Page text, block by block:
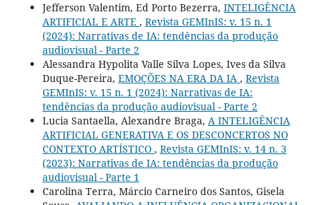
Jefferson Valentim, Ed Porto Bezerra, INTELIGÊNCIA
ARTIFICIAL E ARTE , Revista GEMInIS: v. 15 n. 1
(2024): Narrativas de IA: tendências da produção
audiovisual - Parte 2
Alessandra Hypolita Valle Silva Lopes, Ives da Silva
Duque-Pereira, EMOÇÕES NA ERA DA IA , Revista
GEMInIS: v. 15 n. 1 (2024): Narrativas de IA:
tendências da produção audiovisual - Parte 2
Lucia Santaella, Alexandre Braga, A INTELIGÊNCIA
ARTIFICIAL GENERATIVA E OS DESCONCERTOS NO
CONTEXTO ARTÍSTICO , Revista GEMInIS: v. 14 n. 3
(2023): Narrativas de IA: tendências da produção
audiovisual - Parte 1
Carolina Terra, Márcio Carneiro dos Santos, Gisela